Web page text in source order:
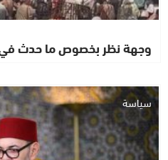
وجهة نظر بخصوص ما حدث في
سياسة